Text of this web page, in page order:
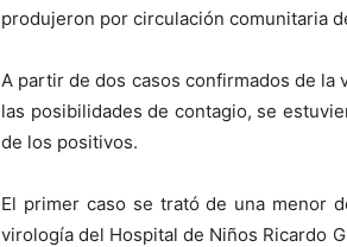
produjeron por circulación comunitaria
A partir de dos casos confirmados de
las posibilidades de contagio, se
de los positivos.
El primer caso se trató de una menor
virología del Hospital de Niños Ricardo